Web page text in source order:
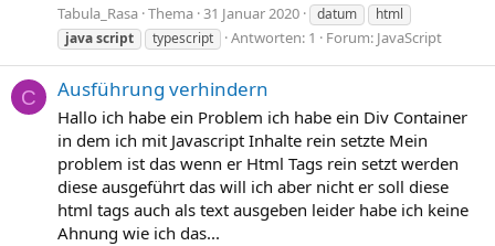
Tabula_Rasa Thema 31 Januar 2020 datum
html
javascript typescript Antworten: 1 Forum: JavaScript
C Ausführung verhindern
Hallo ich habe ein Problem ich habe ein Div Container
in dem ich mit Javascript Inhalte rein setzte Mein
problem ist das wenn er Html Tags rein setzt werden
diese ausgeführt das will ich aber nicht er soll diese
html tags auch als text ausgeben leider habe ich keine
Ahnung wie ich das...